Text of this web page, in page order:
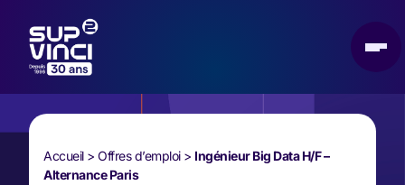
Accueil> Offres d’emploi> Ingénieur Big Data H/F –
Alternance Paris